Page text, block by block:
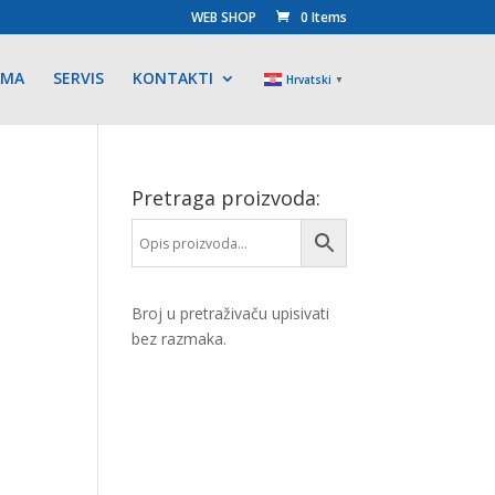
WEB SHOP 0 Items
SERVIS KONTAKTI Hrvatski ▼
Pretraga proizvoda:
Broj u pretraživaču upisivati
bez razmaka.